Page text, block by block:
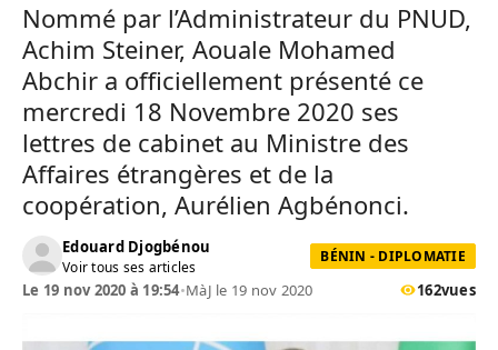
Nommé par l’Administrateur du PNUD,
Achim Steiner, Aouale Mohamed
Abchir a officiellement présenté ce
mercredi 18 Novembre 2020 ses
lettres de cabinet au Ministre des
Affaires étrangères et de la
coopération, Aurélien Agbénonci.
Edouard Djogbénou
Voir tous ses articles
BÉNIN - DIPLOMATIE
Le 19 nov 2020 à 19:54•MàJ le 19 nov 2020 162vues